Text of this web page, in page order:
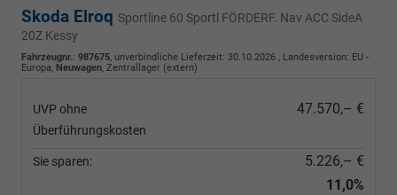
Skoda Elroq Sportline 60 Sportl FÖRDERF. Nav ACC SideA
20Z Kessy
Fahrzeugnr.: 987675, unverbindliche Lieferzeit: 30.10.2026 , Landesversion: EU -
Europa, Neuwagen, Zentrallager (extern)
UVP ohne
Überführungskosten
47.570,– €
Sie sparen:
5.226,– €
11,0%